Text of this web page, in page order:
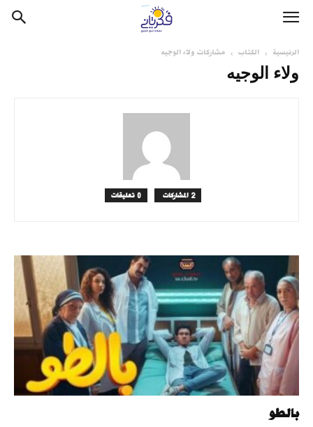
الرئيسية الكتاب مشاركات ولاء الوجيه
ولاء الوجيه
2 المشاركات 0 تعليقات
بالطو